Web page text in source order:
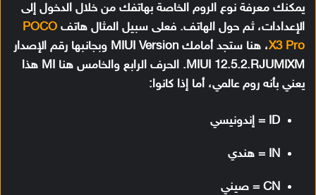
يمكنك معرفة نوع الروم الخاصة بهاتفك من خلال الدخول إلى
الإعدادات، ثم حول الهاتف. فعلى سبيل المثال هاتف POCO
X3 Pro
، هنا ستجد أمامك MIUI Version وبجانبها رقم الإصدار
MIUI 12.5.2.RJUMIXM. الحرف الرابع والخامس هنا MI هذا
يعني بأنه روم عالمي، أما إذا كانوا:
ID = إندونيسي
IN = هندي
CN = صيني